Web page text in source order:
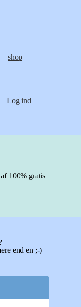
shop
Log ind
100% gratis
end en ;-)